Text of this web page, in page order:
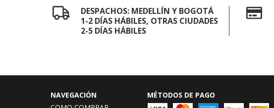
DESPACHOS: MEDELLÍN Y BOGOTÁ
1-2 DÍAS HÁBILES, OTRAS CIUDADES
2-5 DÍAS HÁBILES
NAVEGACIÓN
MÉTODOS DE PAGO